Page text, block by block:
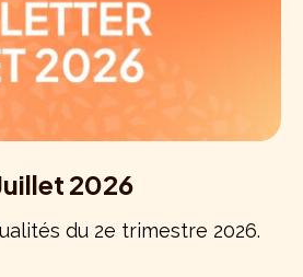
2026
du 2e trimestre 2026.